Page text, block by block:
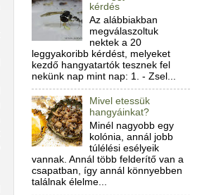
kérdés
Az alábbiakban
megválaszoltuk
nektek a 20
leggyakoribb kérdést, melyeket
kezdő hangyatartók tesznek fel
nekünk nap mint nap: 1. - Zsel...
Mivel etessük
hangyáinkat?
Minél nagyobb egy
kolónia, annál jobb
túlélési esélyeik
vannak. Annál több felderítő van a
csapatban, így annál könnyebben
találnak élelme...